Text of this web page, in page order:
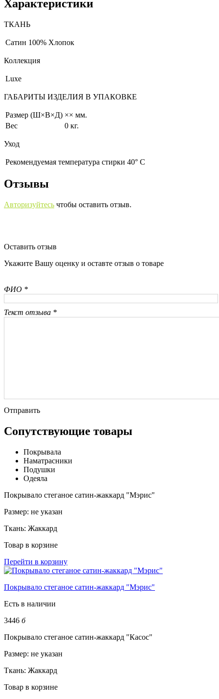
Характеристики
ТКАНЬ
Сатин 100% Хлопок
Коллекция
Luxe
ГАБАРИТЫ ИЗДЕЛИЯ В УПАКОВКЕ
Размер (Ш×В×Д) ×× мм.
Вес
0 кг.
Уход
Рекомендуемая температура стирки 40° С
Отзывы
Авторизуйтесь чтобы оставить отзыв.
Оставить отзыв
Укажите Вашу оценку и оставте отзыв о товаре
ФИО *
Текст отзыва *
Отправить
Сопутствующие товары
Покрывала
Наматрасники
Подушки
Одеяла
Покрывало стеганое сатин-жаккард "Мэрис"
Размер: не указан
Ткань: Жаккард
Товар в корзине
Перейти в корзину
Покрывало стеганое сатин-жаккард "Мэрис"
Есть в наличии
3446 б
Покрывало стеганое сатин-жаккард "Касос"
Размер: не указан
Ткань: Жаккард
Товар в корзине